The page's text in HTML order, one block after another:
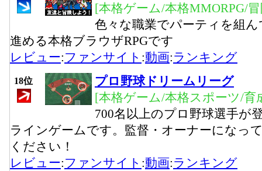
[本格ゲーム/本格MMORPG/
色々な職業でパーティを組
進める本格ブラウザRPGです
レビュー:ファンサイト :動画:ランキング
18位
プロ野球ドリームリーグ
[本格ゲーム/本格スポーツ/育
700名以上のプロ野球選手が
ラインゲームです。監督・オーナーになっ
ください！
レビュー:ファンサイト :動画:ランキング